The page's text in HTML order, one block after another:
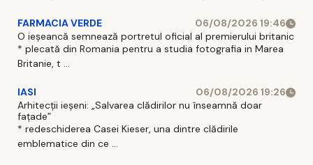
FARMACIA VERDE
06/08/2026 19:46
O ieșeancă semnează portretul oficial al premierului britanic
* plecată din Romania pentru a studia fotografia in Marea
Britanie, t ...
IASI
06/08/2026 19:26
Arhitecții ieșeni: „Salvarea clădirilor nu înseamnă doar
fațade”
* redeschiderea Casei Kieser, una dintre clădirile
emblematice din ce ...